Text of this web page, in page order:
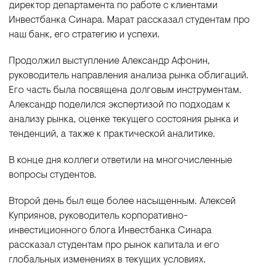
директор департамента по работе с клиентами
Инвестбанка Синара. Марат рассказал студентам про
наш банк, его стратегию и успехи.
Продолжил выступление Александр Афонин,
руководитель направления анализа рынка облигаций.
Его часть была посвящена долговым инструментам.
Александр поделился экспертизой по подходам к
анализу рынка, оценке текущего состояния рынка и
тенденций, а также к практической аналитике.
В конце дня коллеги ответили на многочисленные
вопросы студентов.
Второй день был еще более насыщенным. Алексей
Куприянов, руководитель корпоративно-
инвестиционного блога Инвестбанка Синара
рассказал студентам про рынок капитала и его
глобальных изменениях в текущих условиях.